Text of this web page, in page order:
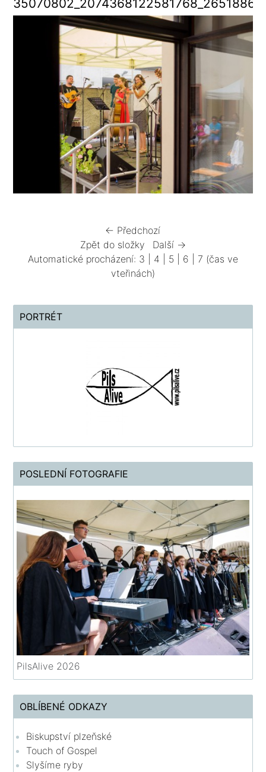
← Předchozí
Zpět do složky
Další →
Automatické procházení: 3 4 5 6 7 (čas ve
vteřinách)
PORTRÉT
POSLEDNÍ FOTOGRAFIE
PilsAlive 2026
OBLÍBENÉ ODKAZY
Biskupství plzeňské
Touch of Gospel
Slyšíme ryby